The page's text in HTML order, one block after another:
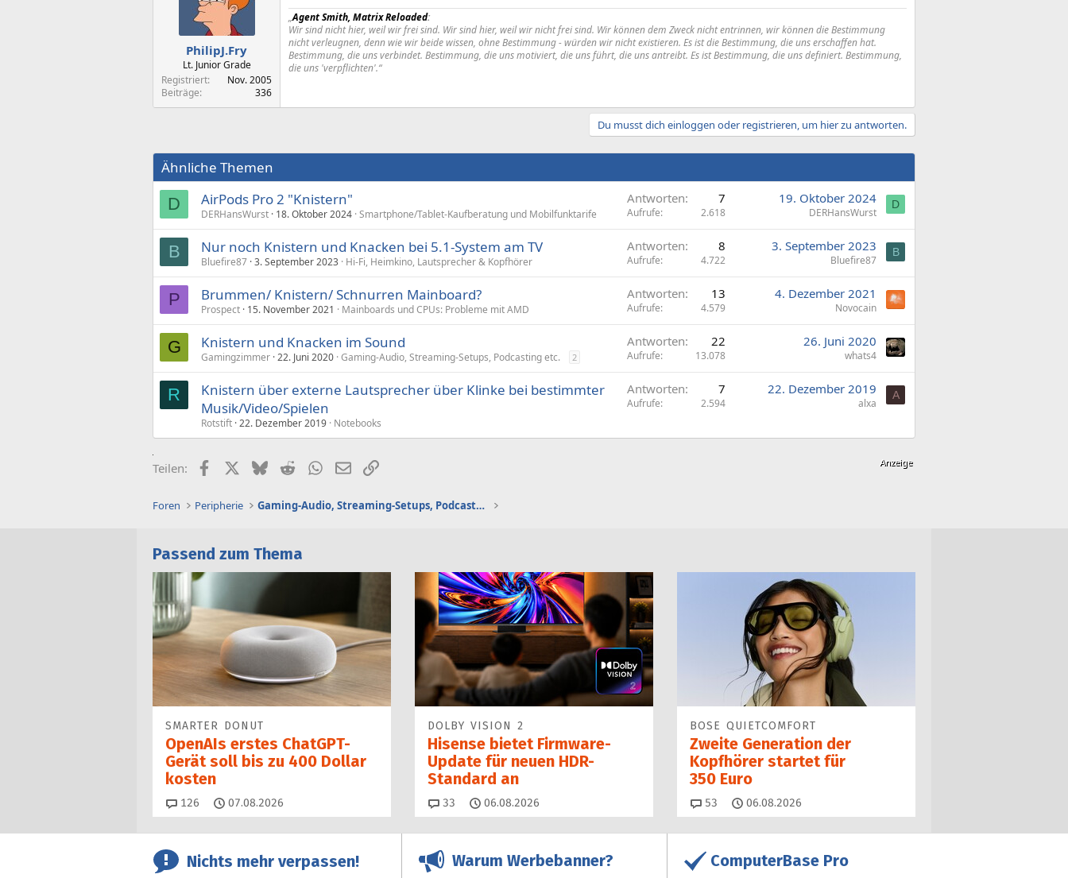
PhilipJ.Fry
Lt. Junior Grade
Registriert
Nov. 2005
Beiträge
336
„Agent Smith, Matrix Reloaded:
Wir sind nicht hier, weil wir frei sind. Wir sind hier, weil wir nicht frei sind. Wir können dem Zweck nicht entrinnen, wir können die Bestimmung
nicht verleugnen, denn wie wir beide wissen, ohne Bestimmung - würden wir nicht existieren. Es ist die Bestimmung, die uns erschaffen hat.
Bestimmung, die uns verbindet. Bestimmung, die uns motiviert, die uns führt, die uns antreibt. Es ist Bestimmung, die uns definiert. Bestimmung,
die uns 'verpflichten'.“
Du musst dich einloggen oder registrieren, um hier zu antworten.
Ähnliche Themen
D AirPods Pro 2 "Knistern"
DERHansWurst 18. Oktober 2024 Smartphone/Tablet-Kaufberatung und Mobilfunktarife
Antworten 7
Aufrufe 2.618
19. Oktober 2024
DERHansWurst
D
B Nur noch Knistern und Knacken bei 5.1-System am TV
Bluefire87 3. September 2023 Hi-Fi, Heimkino, Lautsprecher & Kopfhörer
Antworten 8
Aufrufe 4.722
3. September 2023
Bluefire87
B
P Brummen/ Knistern/ Schnurren Mainboard?
Prospect 15. November 2021 Mainboards und CPUs: Probleme mit AMD
Antworten 13
Aufrufe 4.579
4. Dezember 2021
Novocain
G Knistern und Knacken im Sound
Gamingzimmer 22. Juni 2020 Gaming-Audio, Streaming-Setups, Podcasting etc. 2
Antworten 22
Aufrufe 13.078
26. Juni 2020
whats4
R
Knistern über externe Lautsprecher über Klinke bei bestimmter
Musik/Video/Spielen
Rotstift 22. Dezember 2019 Notebooks
Antworten 7
Aufrufe 2.594
22. Dezember 2019
alxa
A
Teilen: FacebookX (Twitter)
BlueskyRedditWhatsApp
E-MailLink
Foren Peripherie Gaming-Audio, Streaming-Setups, Podcasting etc.
Passend zum Thema
SMARTER DONUT
OpenAIs erstes ChatGPT-
Gerät soll bis zu 400 Dollar
kosten
126 Kommentare
07.08.2026
DOLBY VISION 2
Hisense bietet Firmware-
Update für neuen HDR-
Standard an
33 Kommentare
06.08.2026
BOSE QUIETCOMFORT
Zweite Generation der
Kopfhörer startet für
350 Euro
53 Kommentare
06.08.2026
Nichts mehr verpassen! Warum Werbebanner? ComputerBase Pro